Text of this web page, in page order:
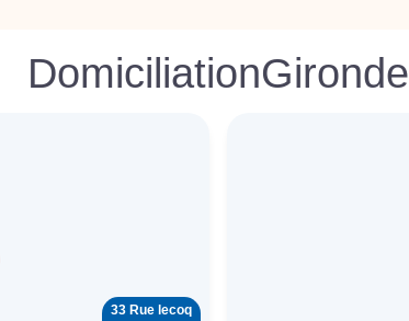
DomiciliationGironde
33 Rue lecoq